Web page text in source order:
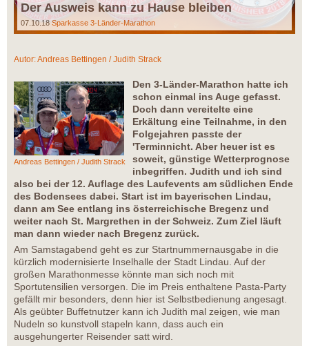
Der Ausweis kann zu Hause bleiben
07.10.18 Sparkasse 3-Länder-Marathon
Autor:Andreas Bettingen / Judith Strack
Andreas Bettingen / Judith Strack
Den 3-Länder-Marathon hatte ich
schon einmal ins Auge gefasst.
Doch dann vereitelte eine
Erkältung eine Teilnahme, in den
Folgejahren passte der
'Terminnicht. Aber heuer ist es
soweit, günstige Wetterprognose
inbegriffen. Judith und ich sind
also bei der 12. Auflage des Laufevents am südlichen Ende
des Bodensees dabei. Start ist im bayerischen Lindau,
dann am See entlang ins österreichische Bregenz und
weiter nach St. Margrethen in der Schweiz. Zum Ziel läuft
man dann wieder nach Bregenz zurück.
Am Samstagabend geht es zur Startnummernausgabe in die
kürzlich modernisierte Inselhalle der Stadt Lindau. Auf der
großen Marathonmesse könnte man sich noch mit
Sportutensilien versorgen. Die im Preis enthaltene Pasta-Party
gefällt mir besonders, denn hier ist Selbstbedienung angesagt.
Als geübter Buffetnutzer kann ich Judith mal zeigen, wie man
Nudeln so kunstvoll stapeln kann, dass auch ein
ausgehungerter Reisender satt wird.